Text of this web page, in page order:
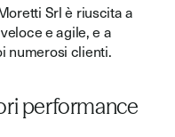
Srl è riuscita a
e agile, e a
numerosi clienti.
performance